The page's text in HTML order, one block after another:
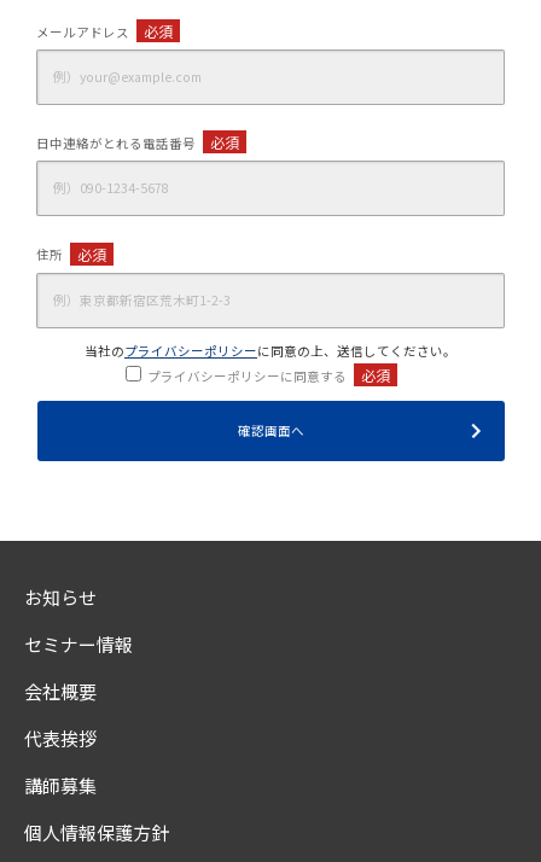
メールアドレス 必須
日中連絡がとれる電話番号 必須
住所 必須
当社のプライバシーポリシーに同意の上、送信してください。
プライバシーポリシーに同意する
必須
お知らせ
セミナー情報
会社概要
代表挨拶
講師募集
個人情報保護方針